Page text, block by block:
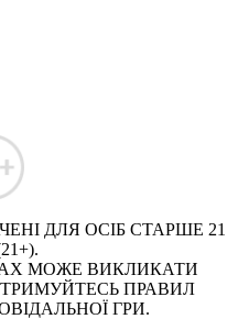
ДЛЯ ОСІБ СТАРШЕ 21
МОЖЕ ВИКЛИКАТИ
ПРАВИЛ
ГРИ.